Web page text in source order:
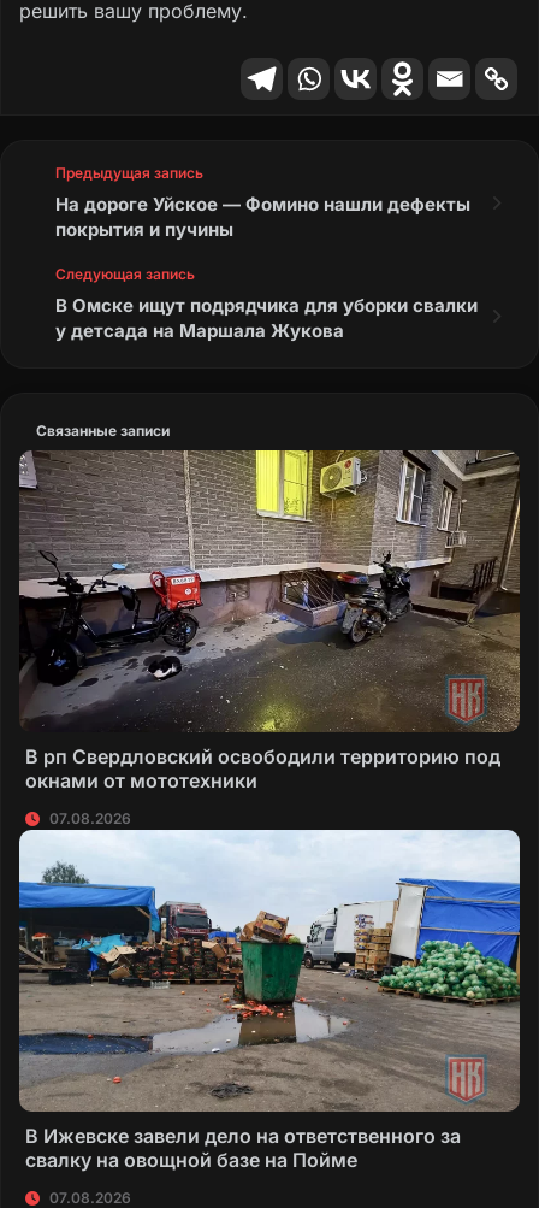
решить вашу проблему.
Предыдущая запись
На дороге Уйское — Фомино нашли дефекты
покрытия и пучины
Следующая запись
В Омске ищут подрядчика для уборки свалки
у детсада на Маршала Жукова
Связанные записи
В рп Свердловский освободили территорию под
окнами от мототехники
07.08.2026
В Ижевске завели дело на ответственного за
свалку на овощной базе на Пойме
07.08.2026